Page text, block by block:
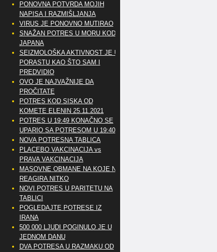
PONOVNA POTVRDA MOJIH
NAPISA I RAZMIŠLJANJA
VIRUS JE PONOVNO MUTIRAO
SNAŽAN POTRES U MORU KOD
JAPANA
SEIZMOLOŠKA AKTIVNOST JE U
PORASTU KAO ŠTO SAM I
PREDVIDIO
OVO JE NAJVAŽNIJE DA
PROČITATE
POTRES KOD SISKA OD
KOMETE ELENIN 25.11.2021
POTRES U 19:49 KONAČNO SE
UPARIO SA POTRESOM U 19:40
NOVA POTRESNA TABLICA
PLACEBO VAKCINACIJA vs
PRAVA VAKCINACIJA
MASOVNE OBMANE NA KOJE NE
REAGIRA NITKO
NOVI POTRES U PARITETU NA
TABLICI
POGLEDAJTE POTRESE IZ
IRANA
500 000 LJUDI POGINULO JE U
JEDNOM DANU
DVA POTRESA U RAZMAKU OD